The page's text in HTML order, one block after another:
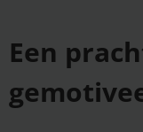
Een